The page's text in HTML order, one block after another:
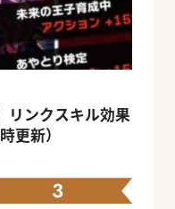
リンクスキル効果
更新）
3